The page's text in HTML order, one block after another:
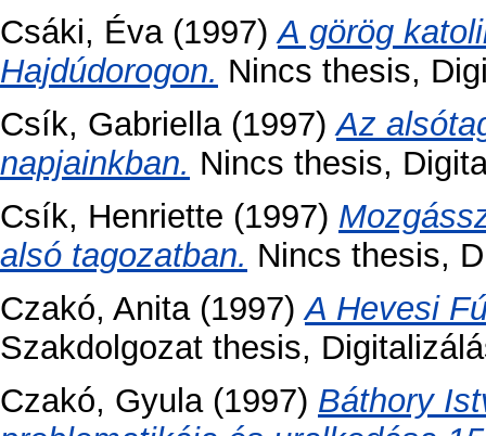
Csáki, Éva(1997)A görög
Hajdúdorogon. Nincs thesis,
Csík, Gabriella(1997)Az
napjainkban. Nincs thesis,
Csík, Henriette (1997)
alsó tagozatban. Nincs thesis,
Czakó, Anita(1997)A Hevesi
Szakdolgozat thesis,
Czakó, Gyula(1997) Báthory